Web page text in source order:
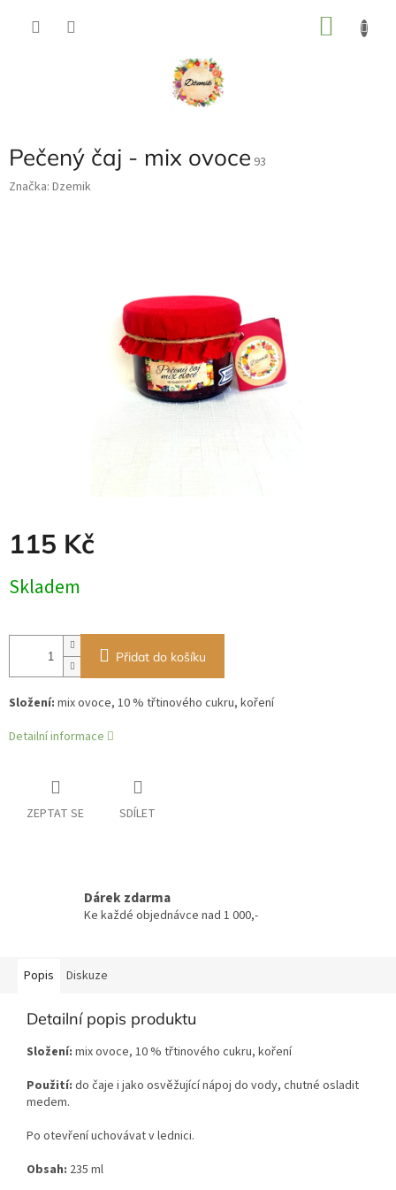
Pečený čaj - mix ovoce 93
Značka: Dzemik
115 Kč
cena:
Skladem
Přidat do košíku
Složení: mix ovoce, 10 % třtinového cukru, koření
Detailní informace
ZEPTAT SE SDÍLET
Dárek zdarma
Ke každé objednávce nad 1 000,-
Popis Diskuze
Detailní popis produktu
Složení: mix ovoce, 10 % třtinového cukru, koření
Použití: do čaje i jako osvěžující nápoj do vody, chutné osladit
medem.
Po otevření uchovávat v lednici.
Obsah: 235 ml